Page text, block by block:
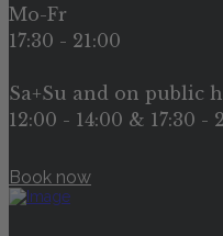
Mo-Fr
17:30 - 21:00
Sa+Su and on public
12:00 - 14:00 & 17:30 -
Book now